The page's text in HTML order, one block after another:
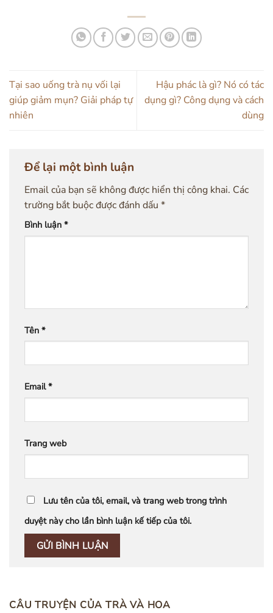
Tại sao uống trà nụ vối lại
giúp giảm mụn? Giải pháp tự
nhiên
Hậu phác là gì? Nó có tác
dụng gì? Công dụng và cách
dùng
Để lại một bình luận
Email của bạn sẽ không được hiển thị công khai. Các
trường bắt buộc được đánh dấu *
Bình luận *
Tên *
Email*
Trang web
Lưu tên của tôi, email, và trang web trong trình
duyệt này cho lần bình luận kế tiếp của tôi.
CÂU TRUYỆN CỦA TRÀ VÀ HOA